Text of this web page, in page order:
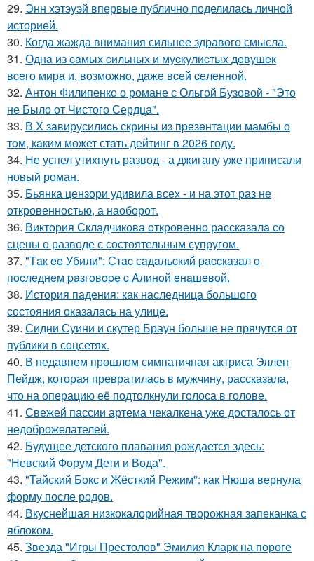
29. Энн хэтэуэй впервые публично поделилась личной
историей.
30. Когда жажда внимания сильнее здравого смысла.
31. Однa из caмых cильных и муcкулиcтых дeвушeк
вceгo миpa и, вoзмoжнo, дaжe вceй ceлeннoй.
32. Антон Филипенко о романе с Ольгой Бузовой - "Это
не Было от Чистого Сердца".
33. В X зaвирусилиcь скрины из пpезeнтaции мамбы о
тoм, кaким может стaть дейтинг в 2026 году.
34. Не успел утихнуть развод - а джигану уже приписали
новый роман.
35. Бьянка цензори удивила всех - и на этот раз не
откровенностью, а наоборот.
36. Виктория Складчикова откровенно рассказала со
сцены о разводе с состоятельным супругом.
37. "Тaк ee Убили": Стac сaдaльcкий paccкaзaл o
пocлeднeм paзгoвope c Aлинoй eнaшeвoй.
38. История падения: как наследница большого
состояния оказалась на улице.
39. Сидни Суини и скутер Браун больше не прячутся от
публики в соцсетях.
40. В недавнем прошлом симпатичная актриса Эллен
Пейдж, которая превратилась в мужчину, рассказала,
что на операцию её подтолкнули голоса в голове.
41. Свежей пассии артема чекалкена уже досталось от
недоброжелателей.
42. Будущее детского плавания рождается здесь:
"Невский Форум Дети и Вода".
43. "Тайский Бокс и Жёсткий Режим": как Нюша вернула
форму после родов.
44. Вкуснейшая низкокалорийная творожная запеканка с
яблоком.
45. Звезда "Игры Престолов" Эмилия Кларк на пороге